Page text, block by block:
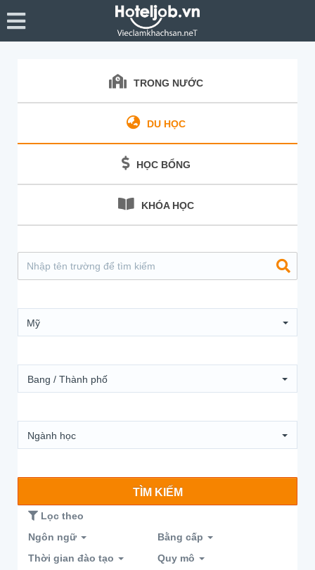
TRONG NƯỚC
DU HỌC
HỌC BỔNG
KHÓA HỌC
Mỹ
Bang / Thành phố
Ngành học
TÌM KIẾM
Lọc theo
Ngôn ngữ
Bằng cấp
Thời gian đào tạo
Quy mô